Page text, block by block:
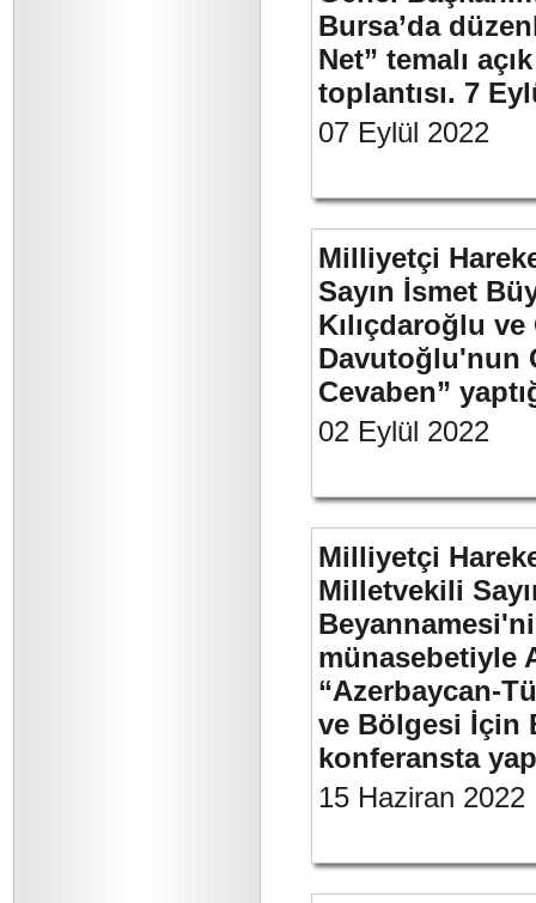
Bursa’da
Net” temalı
toplantısı. 7
07 Eylül 2022
Milliyetçi
Sayın İsmet
Kılıçdaroğlu
Davutoğlu'nun
Cevaben”
02 Eylül 2022
Milliyetçi
Milletvekili
münasebetiyle
“Azerbaycan-
ve Bölgesi İçin
konferansta
15 Haziran 2022